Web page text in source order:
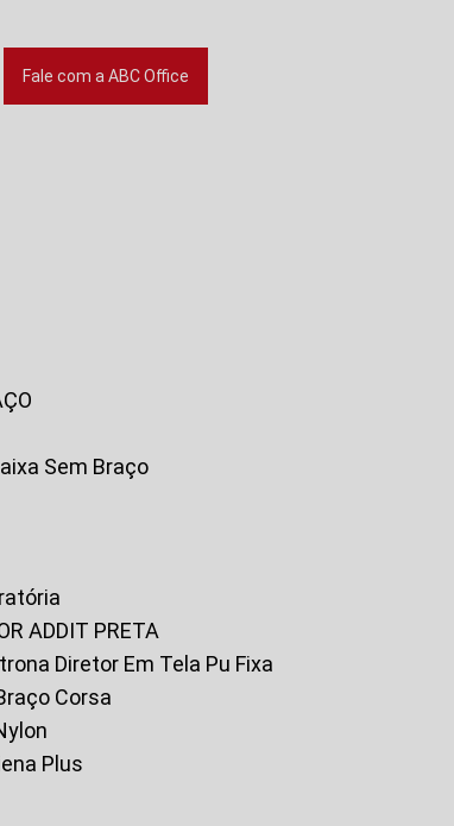
Fale com a ABC Office
Sem Braço
ADDIT PRETA
Diretor Em Tela Pu Fixa
Corsa
Plus